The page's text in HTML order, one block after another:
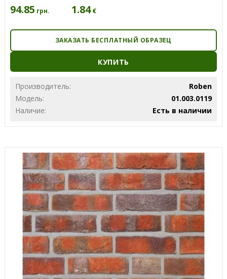
94.85 грн. 1.84 €
ЗАКАЗАТЬ БЕСПЛАТНЫЙ ОБРАЗЕЦ
КУПИТЬ
Производитель:
Roben
Модель:
01.003.0119
Наличие:
Есть в наличии